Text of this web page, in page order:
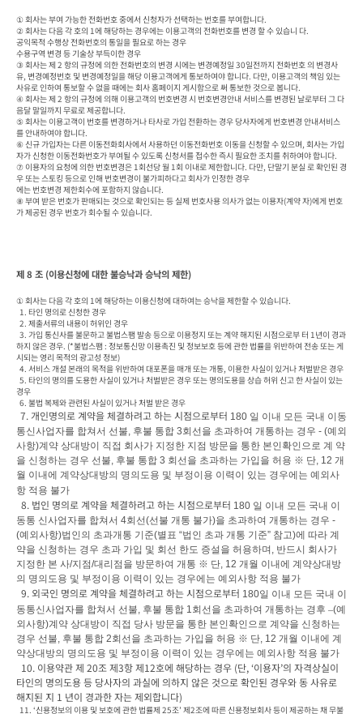
① 회사는 부여 가능한 전화번호 중에서 신청자가 선택하는 번호를 부여합니다.
② 회사는 다음 각 호의 1에 해당하는 경우에는 이용고객의 전화번호를 변경 할 수 있습니 다.
공익목적 수행상 전화번호의 통일을 필요로 하는 경우
수용구역 변경 등 기술상 부득이한 경우
③ 회사는 제 2 항의 규정에 의한 전화번호의 변경 시에는 변경예정일 30일전까지 전화번호 의 변경사
유, 변경예정번호 및 변경예정일을 해당 이용고객에게 통보하여야 합니다. 다만, 이용고객의 책임 있는
사유로 인하여 통보할 수 없을 때에는 회사 홈페이지 게시함으로 써 통보한 것으로 봅니다.
④ 회사는 제 2 항의 규정에 의해 이용고객의 번호변경 시 번호변경안내 서비스를 변경된 날로부터 그 다
음달 말일까지 무료로 제공합니다.
⑤ 회사는 이용고객이 번호를 변경하거나 타사로 가입 전환하는 경우 당사자에게 번호변경 안내서비스
를 안내하여야 합니다.
⑥ 신규 가입자는 다른 이동전화회사에서 사용하던 이동전화번호 이동을 신청할 수 있으며, 회사는 가입
자가 신청한 이동전화번호가 부여될 수 있도록 신청서를 접수한 즉시 필요한 조치를 취하여야 합니다.
⑦ 이용자의 요청에 의한 번호변경은 1회선당 월 1회 이내로 제한합니다. 다만, 단말기 분실 로 확인된 경
우 또는 스토킹 등으로 인해 번호변경이 불가피하다고 회사가 인정한 경우
에는 번호변경 제한회수에 포함하지 않습니다.
⑧ 부여 받은 번호가 판매되는 것으로 확인되는 등 실제 번호사용 의사가 없는 이용자(계약 자)에게 번호
가 제공된 경우 번호가 회수될 수 있습니다.
제 8 조 (이용신청에 대한 불승낙과 승낙의 제한)
① 회사는 다음 각 호의 1에 해당하는 이용신청에 대하여는 승낙을 제한할 수 있습니다.
하지 않은 경우. (*불법스팸 : 정보통신망 이용촉진 및 정보보호 등에 관한 법률을 위반하여 전송 또는 게
시되는 영리 목적의 광고성 정보)
경우
7. 개인명의로 계약을 체결하려고 하는 시점으로부터 180 일 이내 모든 국내 이동
통신사업자를 합쳐서 선불, 후불 통합 3회선을 초과하여 개통하는 경우 - (예외
사항)계약 상대방이 직접 회사가 지정한 지점 방문을 통한 본인확인으로 계 약
을 신청하는 경우 선불, 후불 통합 3 회선을 초과하는 가입을 허용 ※ 단, 12 개
월 이내에 계약상대방의 명의도용 및 부정이용 이력이 있는 경우에는 예외사
항 적용 불가
  8. 법인 명의로 계약을 체결하려고 하는 시점으로부터
180 일 이내 모든 국내 이
동통 신사업자를 합쳐서 4회선(선불 개통 불가)을 초과하여 개통하는 경우 -
(예외사항)법인의 초과개통 기준(별표 “법인 초과 개통 기준” 참고)에 따라 계
약을 신청하는 경우 초과 가입 및 회선 한도 증설을 허용하며 , 반드시 회사가
지정한 본 사/지점/대리점을 방문하여 개통 ※ 단, 12 개월 이내에 계약상대방
의 명의도용 및 부정이용 이력이 있는 경우에는 예외사항 적용 불가
  9. 외국인 명의로 계약을 체결하려고 하는 시점으로부터
180일 이내 모든 국내 이
동통신사업자를 합쳐서 선불, 후불 통합 1회선을 초과하여 개통하는 경후 –(예
외사항)계약 상대방이 직접 당사 방문을 통한 본인확인으로 계약을 신청하는
경우 선불, 후불 통합 2회선을 초과하는 가입을 허용 ※ 단, 12 개월 이내에 계
약상대방의 명의도용 및 부정이용 이력이 있는 경우에는 예외사항 적용 불가
타인의 명의도용 등 당사자의 과실에 의하지 않은 것으로 확인된 경우와 동 사유로
해지된 지 1 년이 경과한 자는 제외합니다)